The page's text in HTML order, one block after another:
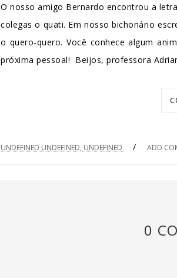
O nosso amigo Bernardo encontrou a
colegas o quati. Em nosso bichonário
o quero-quero. Você conhece algum
próxima pessoal! Beijos, professora
UNDEFINED UNDEFINED, UNDEFINED / ADD
0